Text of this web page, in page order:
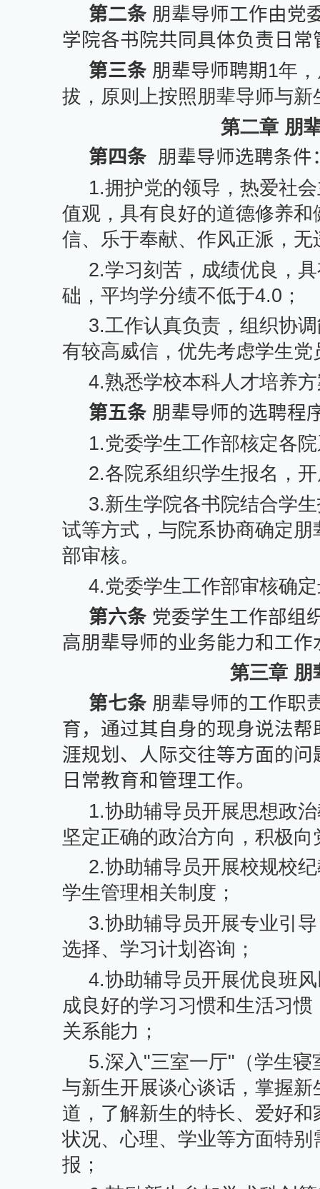
第二条 朋辈导师工作由党
学院各书院共同具体负责日常
第三条 朋辈导师聘期 1年
拔，原则上按照朋辈导师与新
第二章 朋
第四条 朋辈导师选聘条件
1.拥护党的领导，热爱社
值观，具有良好的道德修养
信、乐于奉献、作风正派，无
2.学习刻苦，成绩优良，
础，平均学分绩不低于4.0 ；
3.工作认真负责，组织协
有较高威信，优先考虑学生党
4.熟悉学校本科人才培养
第五条 朋辈导师的选聘程
1.党委学生工作部核定各
2.各院系组织学生报名，
3.新生学院各书院结合学
试等方式，与院系协商确定
部审核。
4.党委学生工作部审核确
第六条 党委学生工作部组
高朋辈导师的业务能力和工作
第三章 朋
第七条 朋辈导师的工作职
育，通过其自身的现身说法
涯规划、人际交往等方面的
日常教育和管理工作。
1.协助辅导员开展思想政
坚定正确的政治方向，积极向
2.协助辅导员开展校规校
学生管理相关制度；
3.协助辅导员开展专业引
选择、学习计划咨询；
4.协助辅导员开展优良班
成良好的学习习惯和生活习
关系能力；
5.深入 "三室一厅" （学生
与新生开展谈心谈话，掌握
道，了解新生的特长、爱好
状况、心理、学业等方面特
报；